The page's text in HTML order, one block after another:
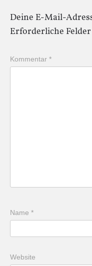
Deine E-Mail-
Erforderliche
Kommentar *
Name *
Website